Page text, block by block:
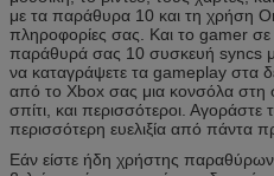
με τα παράθυρα 10 και τη χρήση
πληροφορίες σας. Και το gamer
παράθυρά σας 10 συσκευή syncs
να καταγράψετε τα gameplay στα
από το Xbox σας μια κονσόλα
σπίτι, και περισσότεροι.
περισσότερη ευελιξία από πάντα
Εάν είστε ήδη χρήστης